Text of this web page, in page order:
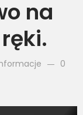
na
0